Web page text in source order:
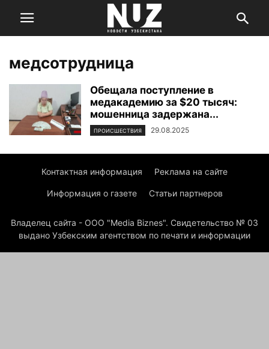
медсотрудница
Обещала поступление в
медакадемию за $20 тысяч:
мошенница задержана...
ПРОИСШЕСТВИЯ 29.08.2025
Контактная информация Реклама на сайте
Информация о газете Статьи партнеров
Владелец сайта - ООО "Media Biznes". Свидетельство № 03
выдано Узбекским агентством по печати и информации